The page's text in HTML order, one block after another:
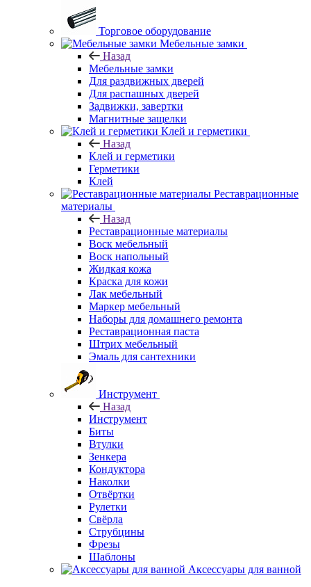
Торговое оборудование
Мебельные замки
Назад
Мебельные замки
Для раздвижных дверей
Для распашных дверей
Задвижки, завертки
Магнитные защелки
Клей и герметики
Назад
Клей и герметики
Герметики
Клей
Реставрационные
материалы
Назад
Реставрационные материалы
Воск мебельный
Воск напольный
Жидкая кожа
Краска для кожи
Лак мебельный
Маркер мебельный
Наборы для домашнего ремонта
Реставрационная паста
Штрих мебельный
Эмаль для сантехники
Инструмент
Назад
Инструмент
Биты
Втулки
Зенкера
Кондуктора
Наколки
Отвёртки
Рулетки
Свёрла
Струбцины
Фрезы
Шаблоны
Аксессуары для ванной